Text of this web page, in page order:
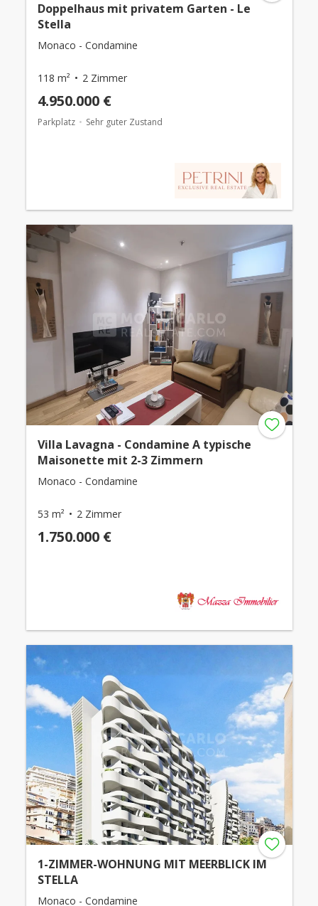
Doppelhaus mit privatem Garten - Le
Stella
Monaco - Condamine
118 m² 2 Zimmer
4.950.000 €
Parkplatz Sehr guter Zustand
Villa Lavagna - Condamine A typische
Maisonette mit 2-3 Zimmern
Monaco - Condamine
53 m² 2 Zimmer
1.750.000 €
1-ZIMMER-WOHNUNG MIT MEERBLICK IM
STELLA
Monaco - Condamine